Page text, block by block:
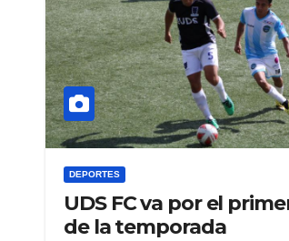
DEPORTES
UDS FC va por el
de la temporada